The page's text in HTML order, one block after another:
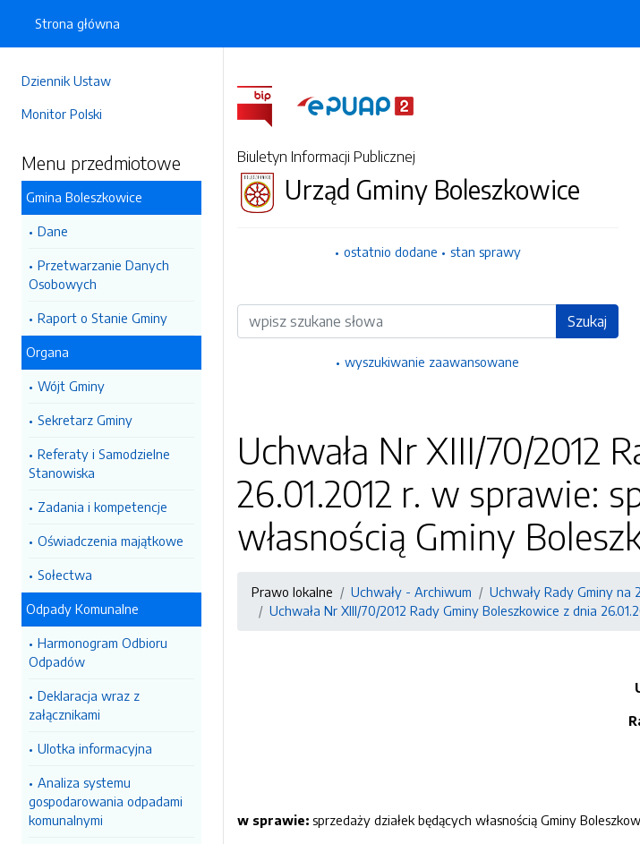
Dziennik Ustaw
Monitor Polski
Menu przedmiotowe
Gmina Boleszkowice
Dane
Przetwarzanie Danych
Osobowych
Raport o Stanie Gminy
Organa
Wójt Gminy
Sekretarz Gminy
Referaty i Samodzielne
Stanowiska
Zadania i kompetencje
Oświadczenia majątkowe
Sołectwa
Odpady Komunalne
Harmonogram Odbioru
Odpadów
Deklaracja wraz z
załącznikami
Ulotka informacyjna
Analiza systemu
gospodarowania odpadami
komunalnymi
Strona główna
Biuletyn Informacji Publicznej
Urząd Gminy Boleszkowice
ostatnio dodane stan sprawy
Wyszukiwarka Szukaj
wyszukiwanie zaawansowane
Uchwała Nr XIII/70/2012
26.01.2012 r. w sprawie:
własnością Gminy
Prawo lokalne Uchwały - Archiwum
Uchwały Rady Gminy na
Uchwała Nr XIII/70/2012 Rady Gminy Boleszkowice z dnia
w sprawie: sprzedaży działek będących własnością Gminy